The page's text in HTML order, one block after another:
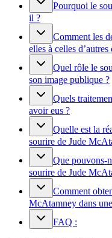
Pourquoi le
il ?
Comment les
elles à celles d’autres
Quel rôle le
son image publique ?
Quels
avoir eus ?
Quelle est la
sourire de Jude
Que pouvons-
sourire de Jude
Comment
McAtamney dans
FAQ :